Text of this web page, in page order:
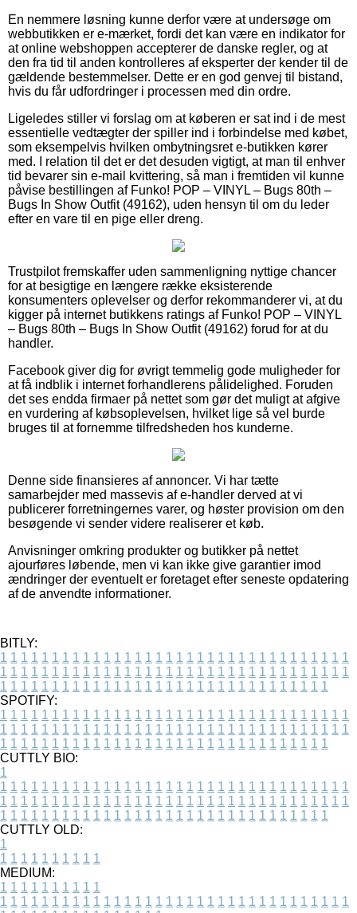
En nemmere løsning kunne derfor være at undersøge om
webbutikken er e-mærket, fordi det kan være en indikator for
at online webshoppen accepterer de danske regler, og at
den fra tid til anden kontrolleres af eksperter der kender til de
gældende bestemmelser. Dette er en god genvej til bistand,
hvis du får udfordringer i processen med din ordre.
Ligeledes stiller vi forslag om at køberen er sat ind i de mest
essentielle vedtægter der spiller ind i forbindelse med købet,
som eksempelvis hvilken ombytningsret e-butikken kører
med. I relation til det er det desuden vigtigt, at man til enhver
tid bevarer sin e-mail kvittering, så man i fremtiden vil kunne
påvise bestillingen af Funko! POP – VINYL – Bugs 80th –
Bugs In Show Outfit (49162), uden hensyn til om du leder
efter en vare til en pige eller dreng.
Trustpilot fremskaffer uden sammenligning nyttige chancer
for at besigtige en længere række eksisterende
konsumenters oplevelser og derfor rekommanderer vi, at du
kigger på internet butikkens ratings af Funko! POP – VINYL
– Bugs 80th – Bugs In Show Outfit (49162) forud for at du
handler.
Facebook giver dig for øvrigt temmelig gode muligheder for
at få indblik i internet forhandlerens pålidelighed. Foruden
det ses endda firmaer på nettet som gør det muligt at afgive
en vurdering af købsoplevelsen, hvilket lige så vel burde
bruges til at fornemme tilfredsheden hos kunderne.
Denne side finansieres af annoncer. Vi har tætte
samarbejder med massevis af e-handler derved at vi
publicerer forretningernes varer, og høster provision om den
besøgende vi sender videre realiserer et køb.
Anvisninger omkring produkter og butikker på nettet
ajourføres løbende, men vi kan ikke give garantier imod
ændringer der eventuelt er foretaget efter seneste opdatering
af de anvendte informationer.
BITLY:
1 1 1 1 1 1 1 1 1 1 1 1 1 1 1 1 1 1 1 1 1 1 1 1 1 1 1 1 1 1 1 1 1 1
1 1 1 1 1 1 1 1 1 1 1 1 1 1 1 1 1 1 1 1 1 1 1 1 1 1 1 1 1 1 1 1 1 1
1 1 1 1 1 1 1 1 1 1 1 1 1 1 1 1 1 1 1 1 1 1 1 1 1 1 1 1 1 1 1 1
SPOTIFY:
1 1 1 1 1 1 1 1 1 1 1 1 1 1 1 1 1 1 1 1 1 1 1 1 1 1 1 1 1 1 1 1 1 1
1 1 1 1 1 1 1 1 1 1 1 1 1 1 1 1 1 1 1 1 1 1 1 1 1 1 1 1 1 1 1 1 1 1
1 1 1 1 1 1 1 1 1 1 1 1 1 1 1 1 1 1 1 1 1 1 1 1 1 1 1 1 1 1 1 1
CUTTLY BIO:
1
1 1 1 1 1 1 1 1 1 1 1 1 1 1 1 1 1 1 1 1 1 1 1 1 1 1 1 1 1 1 1 1 1 1
1 1 1 1 1 1 1 1 1 1 1 1 1 1 1 1 1 1 1 1 1 1 1 1 1 1 1 1 1 1 1 1 1 1
1 1 1 1 1 1 1 1 1 1 1 1 1 1 1 1 1 1 1 1 1 1 1 1 1 1 1 1 1 1 1 1
CUTTLY OLD:
1
1 1 1 1 1 1 1 1 1 1
MEDIUM:
1 1 1 1 1 1 1 1 1 1
1 1 1 1 1 1 1 1 1 1 1 1 1 1 1 1 1 1 1 1 1 1 1 1 1 1 1 1 1 1 1 1 1 1